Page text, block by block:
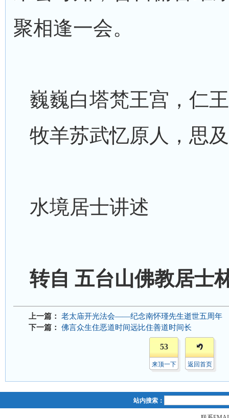
聚相逢一会。
巍巍白塔梵王宫，仁
牧羊苏武忆原人，思
水境居士讲述
转自 五台山佛教居士
上一篇：
老太庙开光法会——纪念南怀瑾先生逝世五周年
下一篇：
佛言众生住恶道时间远比住善道时间长
53
来顶一下 返回首页
站内搜索：